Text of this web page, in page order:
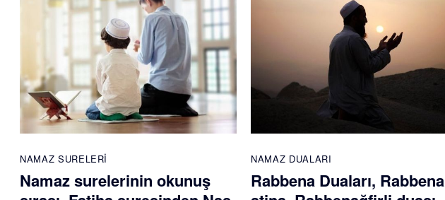
NAMAZ SURELERI
Namaz surelerinin okunuş
NAMAZ DUALARI
Rabbena Duaları, Rabbena